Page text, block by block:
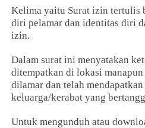
Kelima yaitu Surat izin tertulis
diri pelamar dan identitas diri
izin.
Dalam surat ini menyatakan
ditempatkan di lokasi
dilamar dan telah
keluarga/kerabat yang
Untuk mengunduh atau